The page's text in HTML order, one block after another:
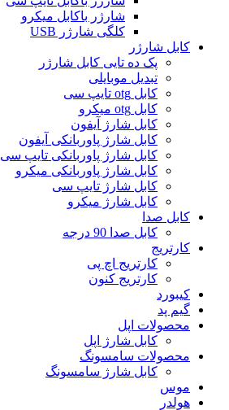
شارژر باکابل میکرو
کلگی شارژر USB
کابل شارژر
پک ده تایی کابل شارژر
تبدیل موبایلی
کابل otg تایپ سی
کابل otg میکرو
کابل شارژ آیفون
کابل شارژ پاوربانکی آیفون
کابل شارژ پاوربانکی تایپ سی
کابل شارژ پاوربانکی میکرو
کابل شارژ تایپ سی
کابل شارژ میکرو
کابل صدا
کابل صدا 90 درجه
کارتریج
کارتریج اچ پی
کارتریج کنون
کیبورد
گیم پد
محصولات اپل
کابل شارژ اپل
محصولات سامسونگ
کابل شارژ سامسونگ
موس
هولدر